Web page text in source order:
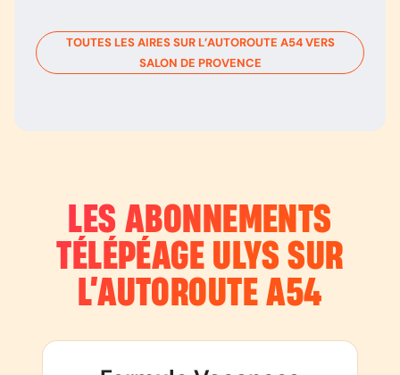
TOUTES LES AIRES SUR L’AUTOROUTE A54VERS
SALON DE PROVENCE
LES ABONNEMENTS
TÉLÉPÉAGE ULYS SUR
L’AUTOROUTEA54